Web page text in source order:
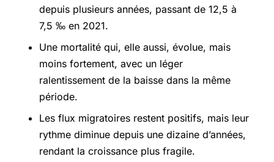
depuis plusieurs années, passant de 12,5 à
7,5 ‰ en 2021.
Une mortalité qui, elle aussi, évolue, mais
moins fortement, avec un léger
ralentissement de la baisse dans la même
période.
Les flux migratoires restent positifs, mais leur
rythme diminue depuis une dizaine d’années,
rendant la croissance plus fragile.